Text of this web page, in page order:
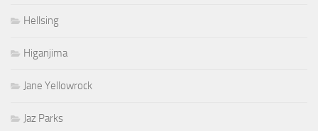
Hellsing
Higanjima
Jane Yellowrock
Jaz Parks